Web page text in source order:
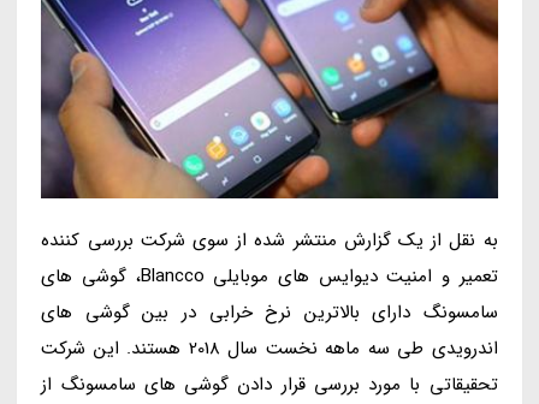
به نقل از یک گزارش منتشر شده از سوی شرکت بررسی کننده
تعمیر و امنیت دیوایس های موبایلی Blancco، گوشی های
سامسونگ دارای بالاترین نرخ خرابی در بین گوشی های
اندرویدی طی سه ماهه نخست سال 2018 هستند. این شرکت
تحقیقاتی با مورد بررسی قرار دادن گوشی های سامسونگ از